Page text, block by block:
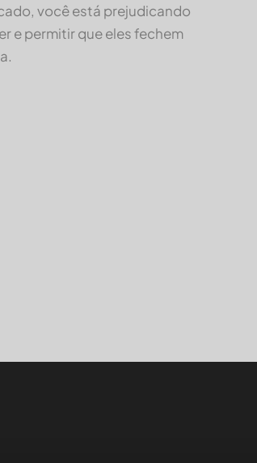
você está prejudicando
e permitir que eles fechem